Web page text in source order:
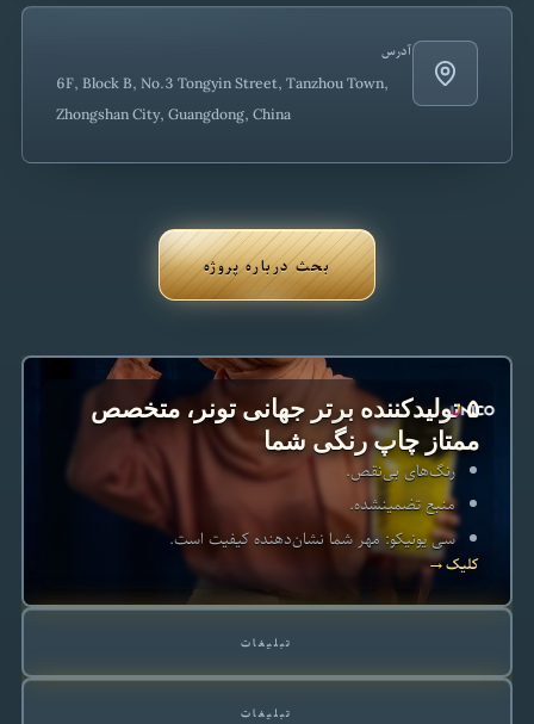
آدرس
6F, Block B, No.3 Tongyin Street, Tanzhou Town,
Zhongshan City, Guangdong, China
بحث درباره پروژه
۵ تولیدکننده برتر جهانی تونر، متخصص
ممتاز چاپ رنگی شما
رنگ‌های بی‌نقص.
منبع تضمینشده.
سی یونیکو: مهر شما نشان‌دهنده کیفیت است.
کلیک→
تبلیغات
تبلیغات